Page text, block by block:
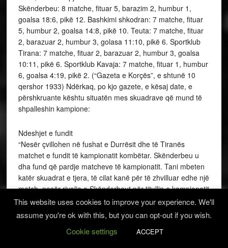
Skënderbeu: 8 matche, fituar 5, barazim 2, humbur 1,
goalsa 18:6, pikë 12. Bashkimi shkodran: 7 matche, fituar
5, humbur 2, goalsa 14:8, pikë 10. Teuta: 7 matche, fituar
2, barazuar 2, humbur 3, golasa 11:10, pikë 6. Sportklub
Tirana: 7 matche, fituar 2, barazuar 2, humbur 3, goalsa
10:11, pikë 6. Sportklub Kavaja: 7 matche, fituar 1, humbur
6, goalsa 4:19, pikë 2. (“Gazeta e Korçës”, e shtunë 10
qershor 1933) Ndërkaq, po kjo gazete, e kësaj date, e
përshkruante kështu situatën mes skuadrave që mund të
shpalleshin kampione:
Ndeshjet e fundit
“Nesër çvillohen në fushat e Durrësit dhe të Tiranës
matchet e fundit të kampionatit kombëtar. Skënderbeu u
dha fund që pardje matcheve të kampionatit. Tani mbeten
katër skuadrat e tjera, të cilat kanë për të zhvilluar edhe një
match, nesër rivalja e Skënderbeut për titullin e kampionatit
të këtij viti, skuadra e Bashkimit shkodran piqet në fushën e
Durrësit me Teutën, të inkurajuar prej fitimit të pardjeshëm
kundër Skënderbeut. Ky match do të jetë tepër interesant,
ose të paktën kështu paraqitet. Në një anë skuadra do të
This website uses cookies to improve your experience. We'll
assume you're ok with this, but you can opt-out if you wish.
Cookie settings
ACCEPT